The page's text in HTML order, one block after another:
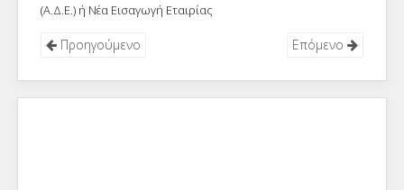
(Α.Δ.Ε.) ή Νέα Εισαγωγή Εταιρίας
Προηγούμενο Επόμενο